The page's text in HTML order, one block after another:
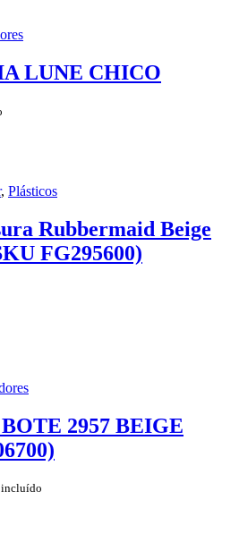
LUNE CHICO
, Plásticos
Rubbermaid Beige
FG295600)
2957 BEIGE
incluído